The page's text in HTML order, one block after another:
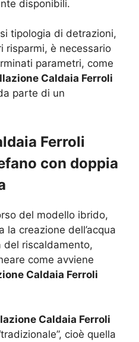
disponibili.
tipologia di detrazioni,
risparmi, è necessario
parametri, come
Caldaia Ferroli
parte di un
Ferroli
con doppia
del modello ibrido,
la creazione dell’acqua
del riscaldamento,
come avviene
Caldaia Ferroli
Caldaia Ferroli
cioè quella